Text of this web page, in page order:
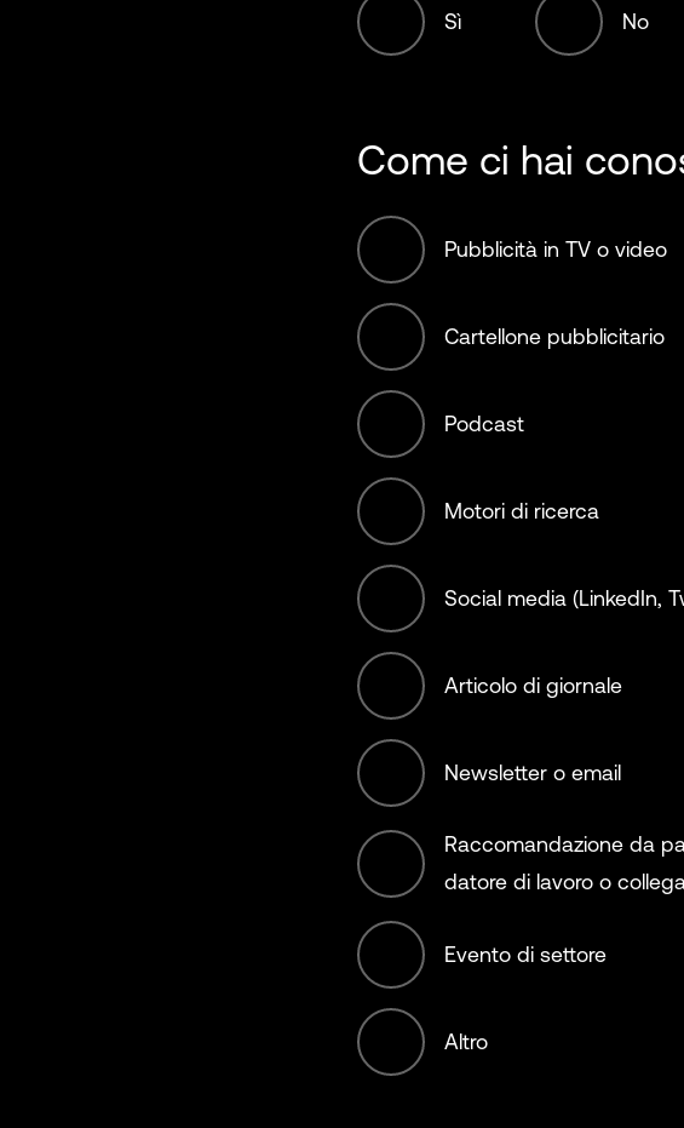
1001-5000
10,001+
Food, beverage
Hospitality
Infrastructure
International
Manufacturing
Materials
Municipality,
Country
NGO (non
Non-Profit/
Offset Services
Sì No
Come ci hai
Pubblicità in TV o video
Cartellone pubblicitario
Podcast
Motori di ricerca
Social media (LinkedIn,
Articolo di giornale
Newsletter o email
Raccomandazione da
datore di lavoro o
Evento di settore
Altro